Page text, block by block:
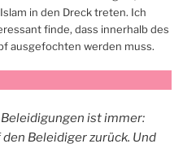
in den Dreck treten. Ich
finde, dass innerhalb des
ausgefochten werden muss.
ist immer:
Beleidiger zurück. Und